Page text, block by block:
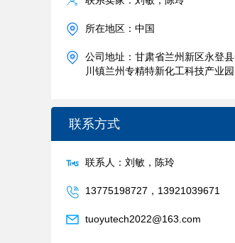
所在地区：中国
公司地址：甘肃省兰州新区永登
川镇兰州专精特新化工科技产业园
联系方式
联系人：刘敏，陈玲
13775198727，13921039671
tuoyutech2022@163.com